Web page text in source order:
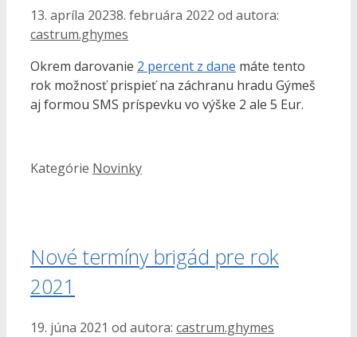
13. apríla 20238. februára 2022 od autora:
castrum.ghymes
Okrem darovanie 2 percent z dane máte tento
rok možnosť prispieť na záchranu hradu Gýmeš
aj formou SMS príspevku vo výške 2 ale 5 Eur.
Kategórie Novinky
Nové termíny brigád pre rok
2021
19. júna 2021 od autora: castrum.ghymes